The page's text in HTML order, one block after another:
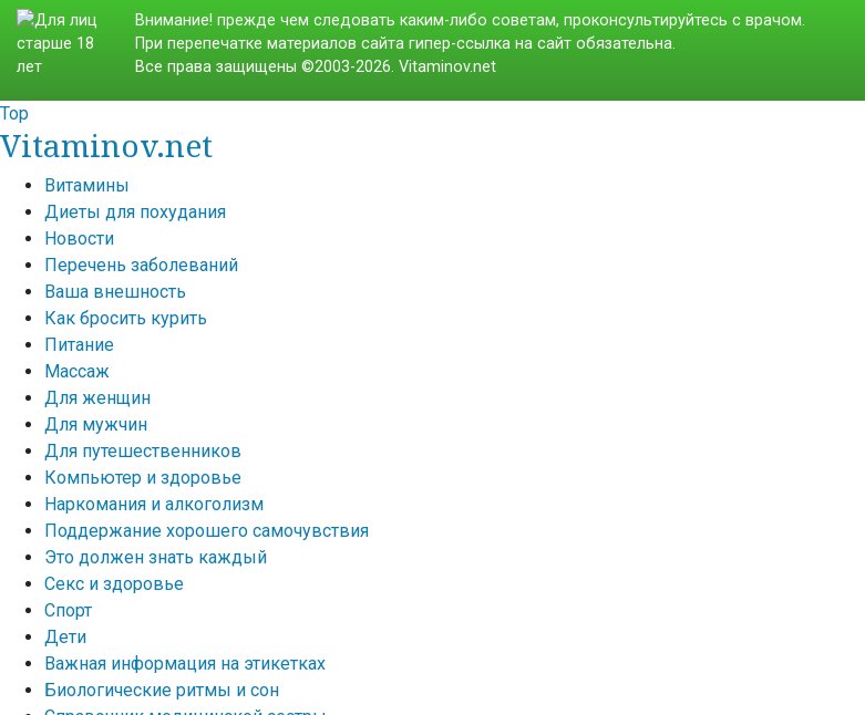
Внимание! прежде чем следовать каким-либо советам, проконсультируйтесь с врачом.
При перепечатке материалов сайта гипер-ссылка на сайт обязательна.
Все права защищены ©2003-2026. Vitaminov.net
Top
Vitaminov.net
Витамины
Диеты для похудания
Новости
Перечень заболеваний
Ваша внешность
Как бросить курить
Питание
Массаж
Для женщин
Для мужчин
Для путешественников
Компьютер и здоровье
Наркомания и алкоголизм
Поддержание хорошего самочувствия
Это должен знать каждый
Секс и здоровье
Спорт
Дети
Важная информация на этикетках
Биологические ритмы и сон